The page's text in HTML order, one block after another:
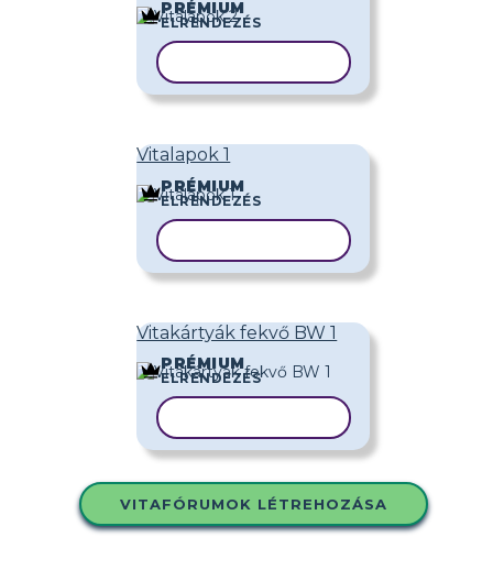
PRÉMIUM
ELRENDEZÉS
Vitalapok 1
PRÉMIUM
ELRENDEZÉS
Vitakártyák fekvő BW 1
PRÉMIUM
ELRENDEZÉS
VITAFÓRUMOK LÉTREHOZÁSA